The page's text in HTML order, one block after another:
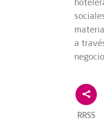
a
RRSS